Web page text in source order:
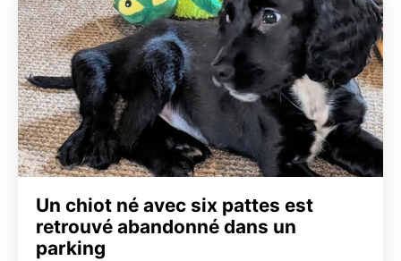
Un chiot né avec six pattes est
retrouvé abandonné dans un
parking